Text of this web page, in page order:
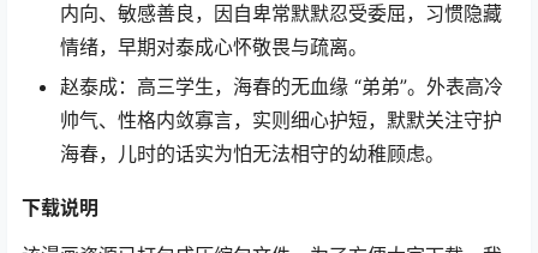
内向、敏感善良，因自卑常默默忍受委屈，习惯隐藏
情绪，早期对泰成心怀敬畏与疏离。
赵泰成：高三学生，海春的无血缘 “弟弟”。外表高冷
帅气、性格内敛寡言，实则细心护短，默默关注守护
海春，儿时的话实为怕无法相守的幼稚顾虑。
下载说明